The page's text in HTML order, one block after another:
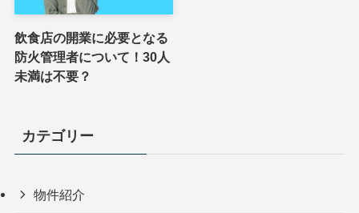
飲食店の開業に必要となる
防火管理者について！30人
未満は不要？
カテゴリー
物件紹介